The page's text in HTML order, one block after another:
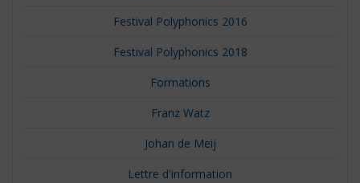
Festival Polyphonics 2016
Festival Polyphonics 2018
Formations
Franz Watz
Johan de Meij
Lettre d'information